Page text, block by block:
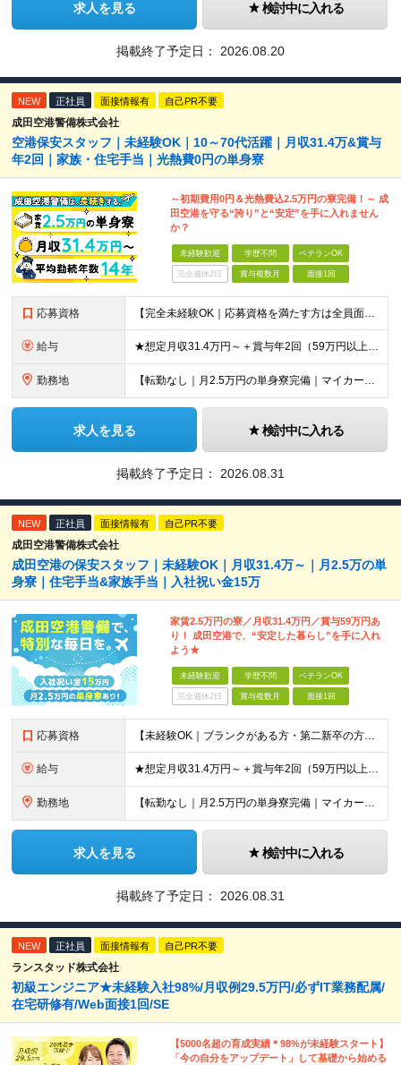
求人を見る 検討中に入れる
掲載終了予定日： 2026.08.20
NEW 正社員 面接情報有 自己PR不要
成田空港警備株式会社
空港保安スタッフ｜未経験OK｜10～70代活躍｜月収31.4万&賞与
年2回｜家族・住宅手当｜光熱費0円の単身寮
～初期費用0円＆光熱費込2.5万円の寮完備！～ 成
田空港を守る“誇り”と“安定”を手に入れません
か？
未経験歓迎 学歴不問 ベテランOK
完全週休2日 賞与複数月 面接1回
応募資格 【完全未経験OK｜応募資格を満たす方は全員面接！】 ◎学歴不問／前職不問／転職回数不問 ◎自動車免許・英語力なども一切不問 ◎58歳以下の方（長期のキャリア形成を図るため） ブランクがある方、正社員
給与 ★想定月収31.4万円～＋賞与年2回（59万円以上） ★入社お祝い金15万円支給 ★水道+光熱費無料の家賃がリーズナブルな社員寮(単身寮)あり！ 月給24万5000円以上(基本給21万1000円＋業
勤務地 【転勤なし｜月2.5万円の単身寮完備｜マイカー・バイク通勤OK】 成田空港または空港関連施設での勤務となります。 お住まいや希望を考慮し、千葉市美浜区・四街道市への配属となる場合もあります。 【本社
求人を見る 検討中に入れる
掲載終了予定日： 2026.08.31
NEW 正社員 面接情報有 自己PR不要
成田空港警備株式会社
成田空港の保安スタッフ｜未経験OK｜月収31.4万～｜月2.5万の単
身寮｜住宅手当&家族手当｜入社祝い金15万
家賃2.5万円の寮／月収31.4万円／賞与59万円あ
り！ 成田空港で、“安定した暮らし”を手に入れ
よう★
未経験歓迎 学歴不問 ベテランOK
完全週休2日 賞与複数月 面接1回
応募資格 【未経験OK｜ブランクがある方・第二新卒の方・正社員が初めての方も歓迎！】 ★応募資格を満たす方は面接確約！ ★20代・30代の若手スタッフも多数活躍中！ ◎58歳以下の方（長期のキャリア形成を図る
給与 ★想定月収31.4万円～＋賞与年2回（59万円以上） ★入社お祝い金15万円支給 ★水道+光熱費無料の家賃がリーズナブルな社員寮(単身寮)あり！ ★住宅手当&家族手当あり 月給24万5000円以上(
勤務地 【転勤なし｜月2.5万円の単身寮完備｜マイカー・バイク通勤OK】 成田空港または空港関連施設での勤務となります。 お住まいや希望を考慮し、千葉市美浜区・四街道市への配属となる場合もあります。 【本社
求人を見る 検討中に入れる
掲載終了予定日： 2026.08.31
NEW 正社員 面接情報有 自己PR不要
ランスタッド株式会社
初級エンジニア★未経験入社98%/月収例29.5万円/必ずIT業務配属/
在宅研修有/Web面接1回/SE
【5000名超の育成実績＊98%が未経験スタート】
「今の自分をアップデート」して基礎から始める